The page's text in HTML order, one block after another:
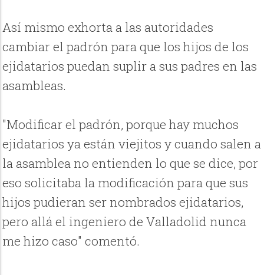
Así mismo exhorta a las autoridades
cambiar el padrón para que los hijos de los
ejidatarios puedan suplir a sus padres en las
asambleas.
"Modificar el padrón, porque hay muchos
ejidatarios ya están viejitos y cuando salen a
la asamblea no entienden lo que se dice, por
eso solicitaba la modificación para que sus
hijos pudieran ser nombrados ejidatarios,
pero allá el ingeniero de Valladolid nunca
me hizo caso" comentó.